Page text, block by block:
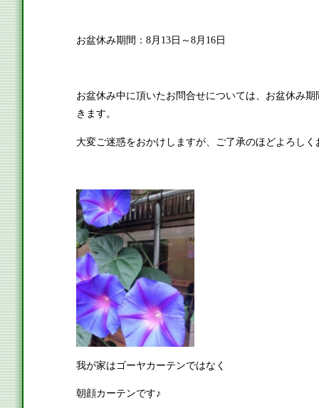
お盆休み期間：8月13日～8月16日
お盆休み中に頂いたお問合せについては、お盆休み
きます。
大変ご迷惑をおかけしますが、ご了承のほどよろしく
我が家はゴーヤカーテンではなく
朝顔カーテンです♪